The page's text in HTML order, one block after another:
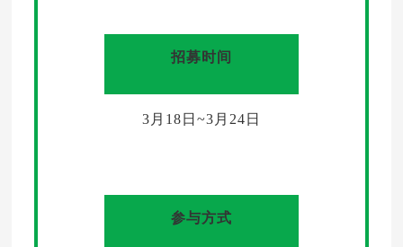
招募时间
3月18日~3月24日
参与方式